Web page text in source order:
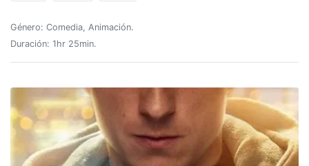
Género: Comedia, Animación.
Duración: 1hr 25min.